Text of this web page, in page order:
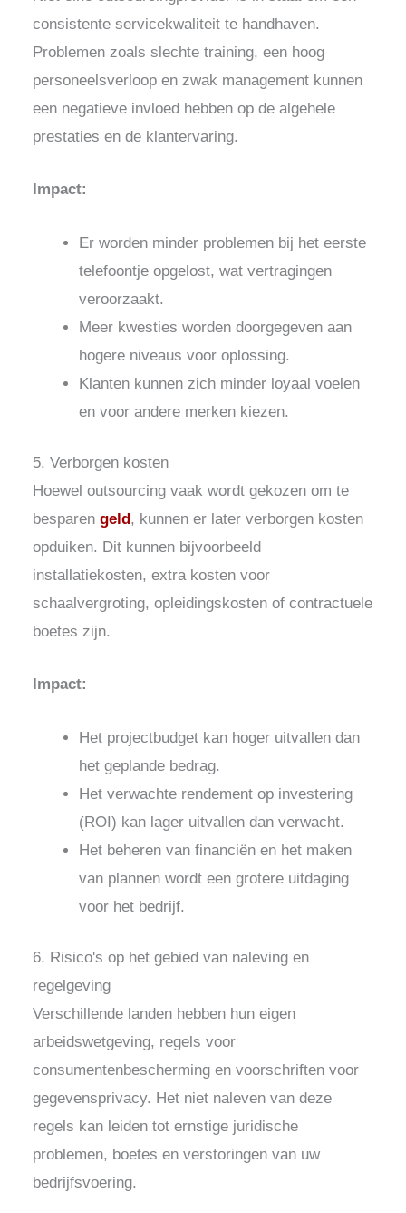
consistente servicekwaliteit te handhaven.
Problemen zoals slechte training, een hoog
personeelsverloop en zwak management kunnen
een negatieve invloed hebben op de algehele
prestaties en de klantervaring.
Impact:
Er worden minder problemen bij het eerste
telefoontje opgelost, wat vertragingen
veroorzaakt.
Meer kwesties worden doorgegeven aan
hogere niveaus voor oplossing.
Klanten kunnen zich minder loyaal voelen
en voor andere merken kiezen.
5. Verborgen kosten
Hoewel outsourcing vaak wordt gekozen om te
besparengeld , kunnen er later verborgen kosten
opduiken. Dit kunnen bijvoorbeeld
installatiekosten, extra kosten voor
schaalvergroting, opleidingskosten of contractuele
boetes zijn.
Impact:
Het projectbudget kan hoger uitvallen dan
het geplande bedrag.
Het verwachte rendement op investering
(ROI) kan lager uitvallen dan verwacht.
Het beheren van financiën en het maken
van plannen wordt een grotere uitdaging
voor het bedrijf.
6. Risico's op het gebied van naleving en
regelgeving
Verschillende landen hebben hun eigen
arbeidswetgeving, regels voor
consumentenbescherming en voorschriften voor
gegevensprivacy. Het niet naleven van deze
regels kan leiden tot ernstige juridische
problemen, boetes en verstoringen van uw
bedrijfsvoering.